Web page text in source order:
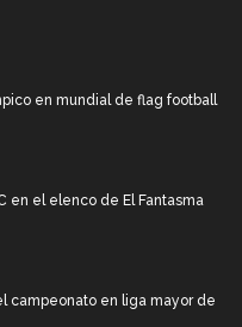
en mundial de flag football
en el elenco de El Fantasma
campeonato en liga mayor de